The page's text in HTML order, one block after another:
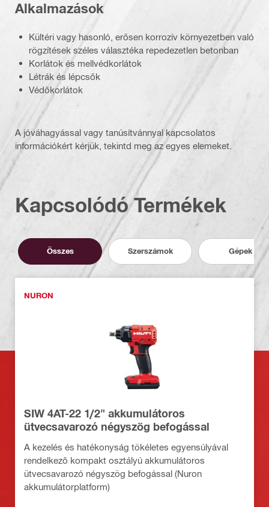
Alkalmazások
Kültéri vagy hasonló, erősen korrozív környezetben való
rögzítések széles választéka repedezetlen betonban
Korlátok és mellvédkorlátok
Létrák és lépcsők
Védőkorlátok
A jóváhagyással vagy tanúsítvánnyal kapcsolatos
információkért kérjük, tekintd meg az egyes elemeket.
Kapcsolódó Termékek
Összes Szerszámok Gépek
NURON
SIW 4AT-22 1/2" akkumulátoros
ütvecsavarozó négyszög befogással
A kezelés és hatékonyság tökéletes egyensúlyával
rendelkező kompakt osztályú akkumulátoros
ütvecsavarozó négyszög befogással (Nuron
akkumulátorplatform)